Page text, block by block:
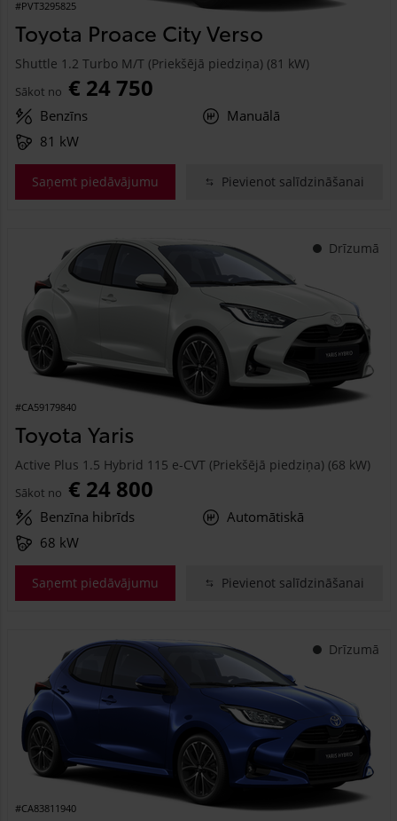
#PVT3295825
Toyota Proace City Verso
Shuttle 1.2 Turbo M/T (Priekšējā piedziņa) (81 kW)
Sākot no € 24 750
Benzīns
Manuālā
81 kW
Saņemt piedāvājumu Pievienot salīdzināšanai
Drīzumā
#CA59179840
Toyota Yaris
Active Plus 1.5 Hybrid 115 e-CVT (Priekšējā piedziņa) (68 kW)
Sākot no € 24 800
Benzīna hibrīds
Automātiskā
68 kW
Saņemt piedāvājumu Pievienot salīdzināšanai
Drīzumā
#CA83811940